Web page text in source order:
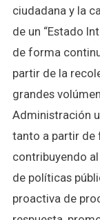
ciudadana y la
de un “Estado
de forma
partir de la
grandes
Administración
tanto a partir de
contribuyendo
de políticas
proactiva de